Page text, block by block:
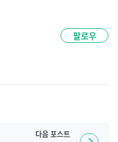
팔로우
다음 포스트